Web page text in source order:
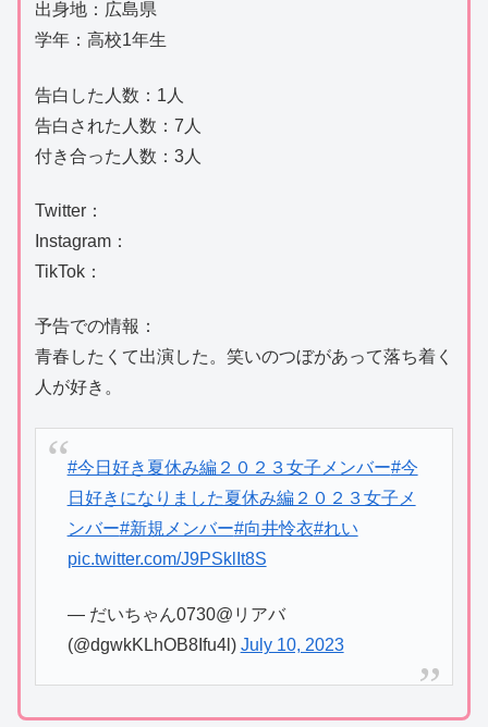
出身地：広島県
学年：高校1年生
告白した人数：1人
告白された人数：7人
付き合った人数：3人
Twitter：
Instagram：
TikTok：
予告での情報：
青春したくて出演した。笑いのつぼがあって落ち着く
人が好き。
#今日好き夏休み編２０２３女子メンバー#今
日好きになりました夏休み編２０２３女子メ
ンバー#新規メンバー#向井怜衣#れい
pic.twitter.com/J9PSklIt8S
— だいちゃん0730@リアバ
(@dgwkKLhOB8Ifu4l) July 10, 2023